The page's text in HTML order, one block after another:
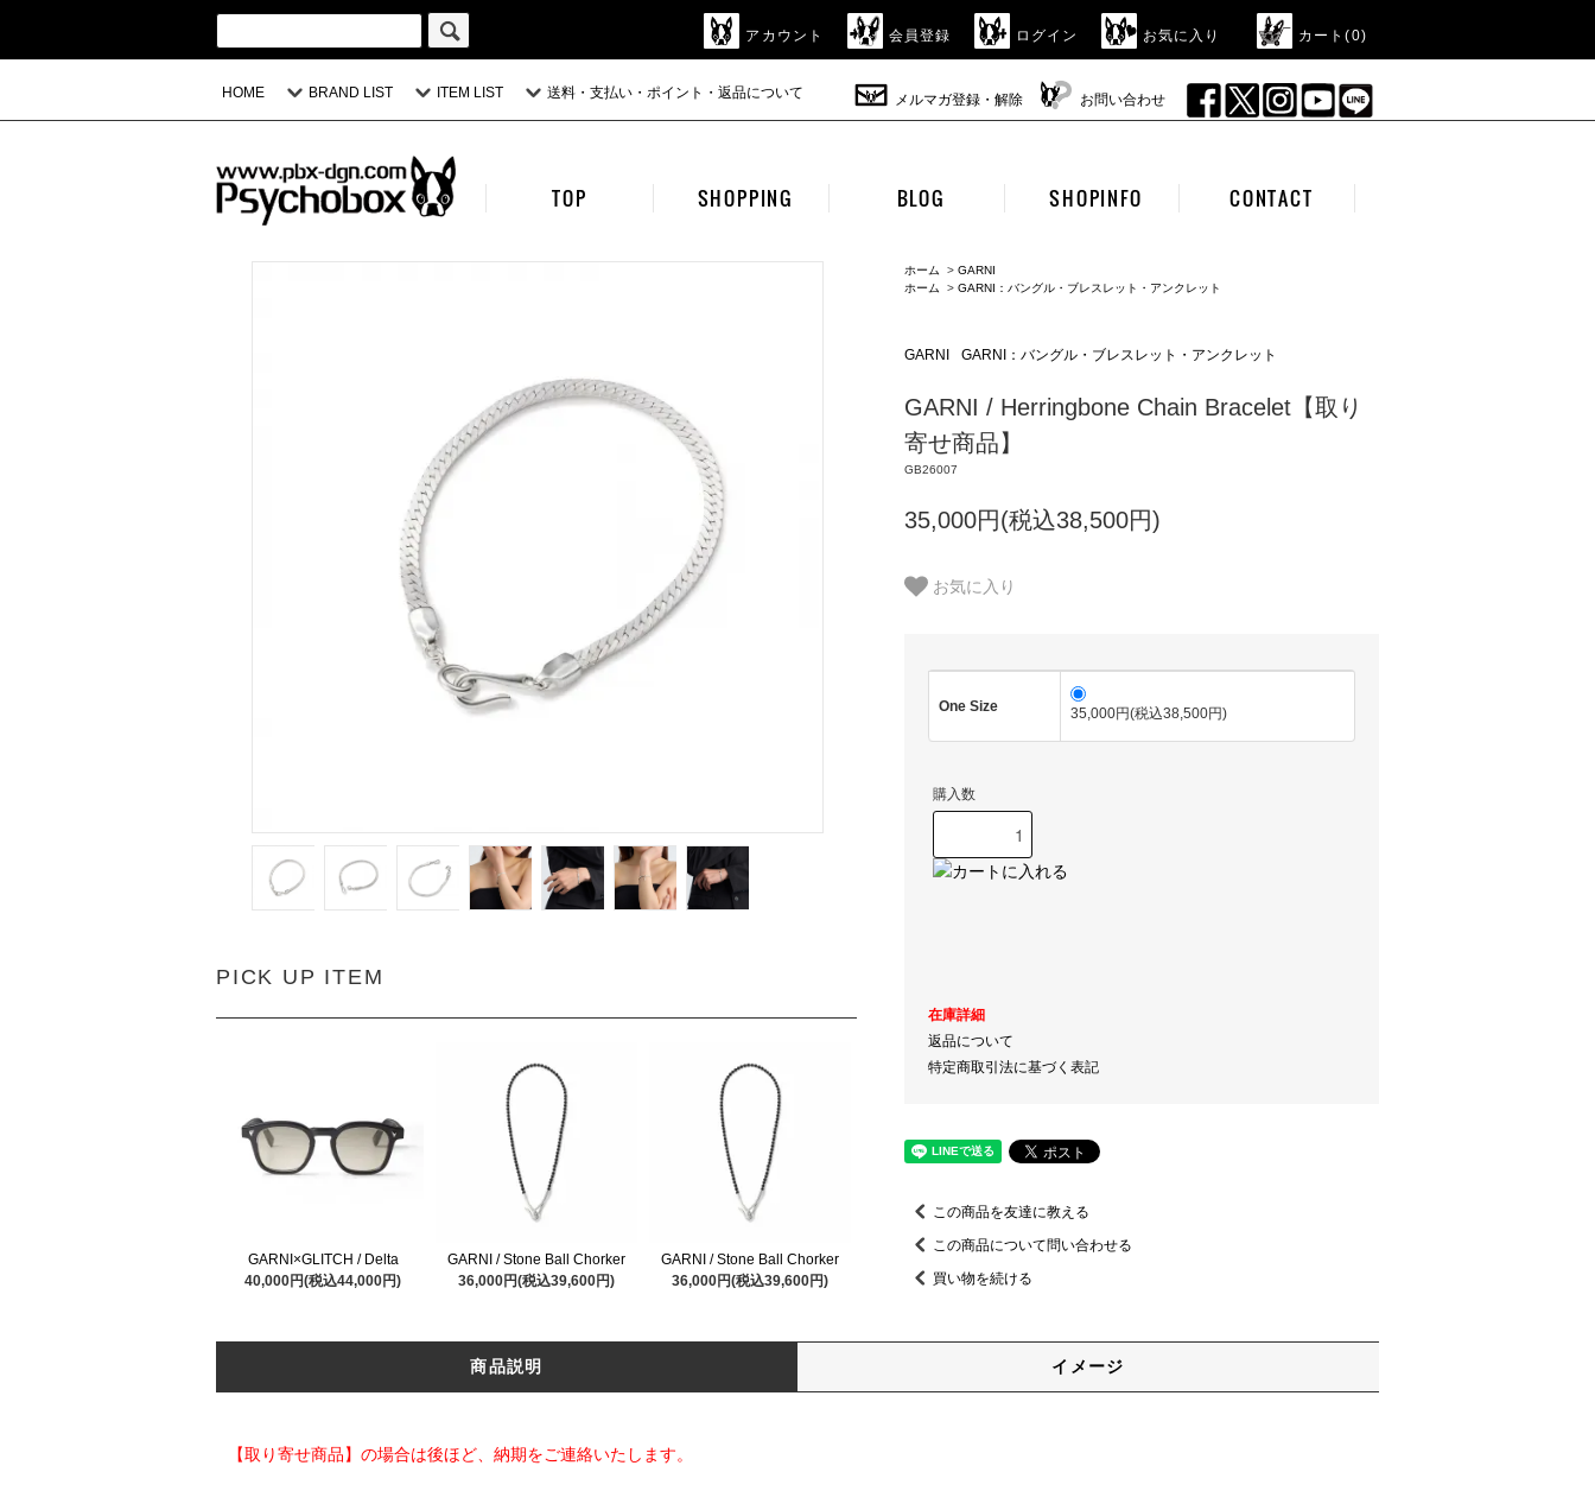
アカウント 会員登録 ログイン お気に入り カート(0)
HOME BRAND LIST ITEM LIST 送料・支払い・ポイント・返品について メルマガ登録・解除 お問い合わせ
TOP SHOPPING BLOG SHOPINFO CONTACT
PICK UP ITEM
GARNI×GLITCH / Delta
40,000円(税込44,000円)
GARNI / Stone Ball Chorker
36,000円(税込39,600円)
GARNI / Stone Ball Chorker
36,000円(税込39,600円)
ホーム > GARNI
ホーム
> GARNI：バングル・ブレスレット・アンクレット
GARNI GARNI：バングル・ブレスレット・アンクレット
GARNI / Herringbone Chain Bracelet【取り
寄せ商品】
GB26007
35,000円(税込38,500円)
お気に入り
One Size 35,000円(税込38,500円)
購入数
在庫詳細
返品について
特定商取引法に基づく表記
この商品を友達に教える
この商品について問い合わせる
買い物を続ける
商品説明 イメージ
【取り寄せ商品】の場合は後ほど、納期をご連絡いたします。